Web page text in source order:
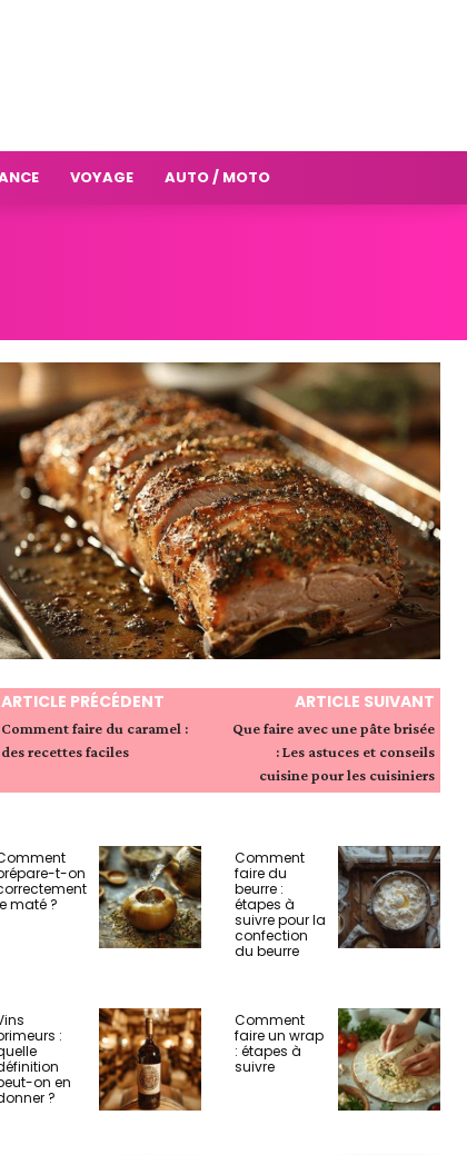
VOYAGE AUTO / MOTO
ARTICLE PRÉCÉDENT
Comment faire du caramel :
des recettes faciles
ARTICLE SUIVANT
Que faire avec une pâte brisée
: Les astuces et conseils
cuisine pour les cuisiniers
t-on
maté ?
Comment
faire du
beurre :
étapes à
suivre pour la
confection
du beurre
:
on en
?
Comment
faire un wrap
: étapes à
suivre